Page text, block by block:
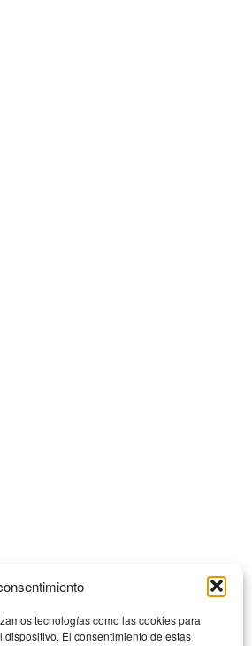
tecnologías como las cookies para
El consentimiento de estas